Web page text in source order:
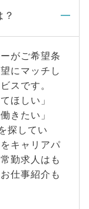
がご希望条
にマッチし
スです。
ほしい」
きたい」
探してい
キャリアパ
勤求人はも
仕事紹介も